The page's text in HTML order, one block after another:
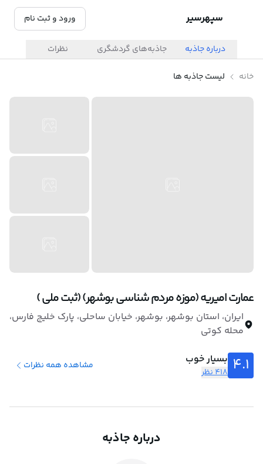
سپهرسیر ورود و ثبت نام
درباره جاذبه جاذبه‌های گردشگری نظرات
خانه لیست جاذبه ها
عمارت امیریه (موزه مردم شناسی بوشهر) (ثبت ملی )
ایران، استان بوشهر، بوشهر، خیابان ساحلی، پارک خلیج فارس،
محله کوتی
4.1 بسیار خوب
418 نظر
مشاهده همه نظرات
درباره جاذبه